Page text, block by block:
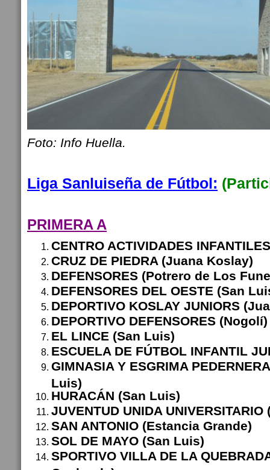
Foto: Info Huella.
Liga Sanluiseña de Fútbol:
PRIMERA A
CENTRO ACTIVIDADES
CRUZ DE PIEDRA (Juana Koslay)
DEFENSORES (Potrero de Los
DEFENSORES DEL OESTE (San
DEPORTIVO KOSLAY JUNIORS
DEPORTIVO DEFENSORES (Nogolí)
EL LINCE (San Luis)
ESCUELA DE FÚTBOL INFANTIL
GIMNASIA Y ESGRIMA
Luis)
HURACÁN (San Luis)
JUVENTUD UNIDA
SAN ANTONIO (Estancia Grande)
SOL DE MAYO (San Luis)
SPORTIVO VILLA DE LA